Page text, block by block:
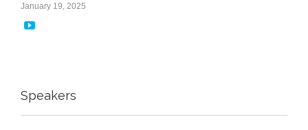
January 19, 2025

Speakers